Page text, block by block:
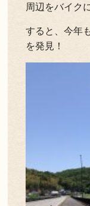
周辺をバイク
すると、今年
を発見！